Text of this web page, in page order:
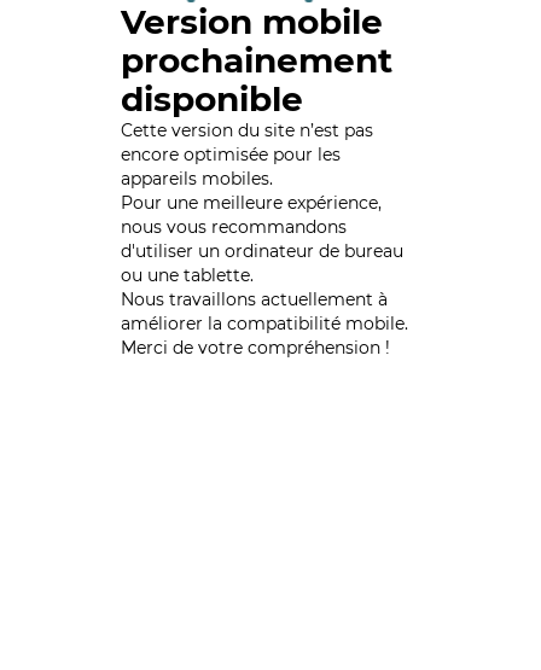
Version mobile
prochainement
disponible
Cette version du site n’est pas
encore optimisée pour les
appareils mobiles.
Pour une meilleure expérience,
nous vous recommandons
d'utiliser un ordinateur de bureau
ou une tablette.
Nous travaillons actuellement à
améliorer la compatibilité mobile.
Merci de votre compréhension !